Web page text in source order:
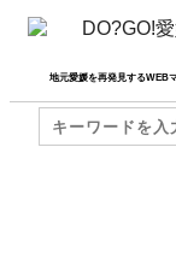
地元愛媛を再発見するWEB